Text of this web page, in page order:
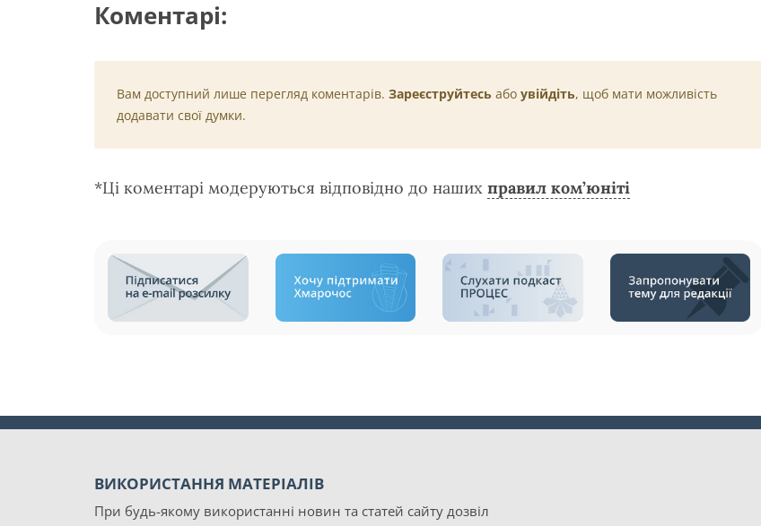
Коментарі:
Вам доступний лише перегляд коментарів. Зареєструйтесь або увійдіть, щоб мати можливість
додавати свої думки.
*Ці коментарі модеруються відповідно до наших правил ком’юніті
ВИКОРИСТАННЯ МАТЕРІАЛІВ
При будь-якому використанні новин та статей сайту дозвіл